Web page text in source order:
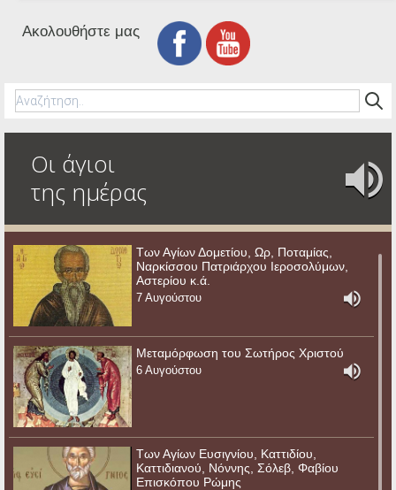
Ακολουθήστε μας
Οι άγιοι
της ημέρας
Των Αγίων Δομετίου, Ωρ, Ποταμίας,
Ναρκίσσου Πατριάρχου Ιεροσολύμων,
Αστερίου κ.ά.
7 Αυγούστου
Μεταμόρφωση του Σωτήρος Χριστού
6 Αυγούστου
Των Αγίων Ευσιγνίου, Καττιδίου,
Καττιδιανού, Νόννης, Σόλεβ, Φαβίου
Επισκόπου Ρώμης